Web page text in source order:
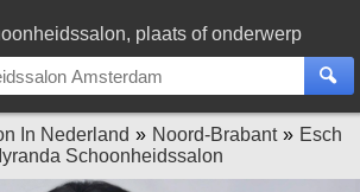
plaats of onderwerp
In Nederland Noord-Brabant
Esch
Schoonheidssalon